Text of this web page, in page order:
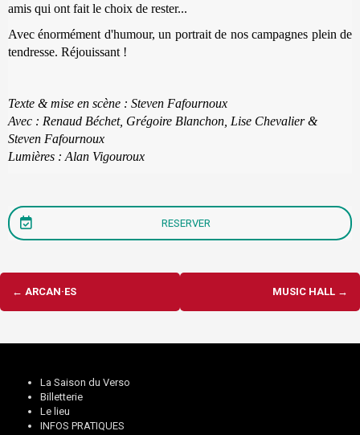
amis qui ont fait le choix de rester...
Avec énormément d'humour, un portrait de nos campagnes plein de
tendresse. Réjouissant !
Texte & mise en scène : Steven Fafournoux
Avec : Renaud Béchet, Grégoire Blanchon, Lise Chevalier &
Steven Fafournoux
Lumières : Alan Vigouroux
RESERVER
Navigation
d'article
← ARCAN·ES MUSIC HALL →
La Saison du Verso
Billetterie
Le lieu
INFOS PRATIQUES